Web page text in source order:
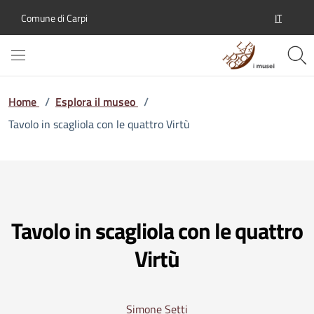
Comune di Carpi IT
Home / Esplora il museo /
Tavolo in scagliola con le quattro Virtù
Tavolo in scagliola con le quattro
Virtù
Simone Setti